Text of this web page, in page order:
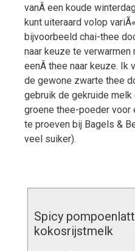
vanÂ een koude
kunt uiteraard volop
bijvoorbeeld chai-thee
naar keuze te
eenÂ thee naar keuze. Ik
de gewone zwarte thee
gebruik de gekruide
groene thee-poeder voor
te proeven bij Bagels &
veel suiker).
Spicy
kokosrijstmelk